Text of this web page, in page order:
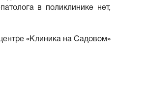
в поликлинике нет,
«Клиника на Садовом»